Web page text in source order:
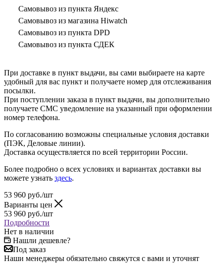
Самовывоз из пункта Яндекс
Самовывоз из магазина Hiwatch
Самовывоз из пункта DPD
Самовывоз из пункта СДЕК
При доставке в пункт выдачи, вы сами выбираете на карте
удобный для вас пункт и получаете номер для отслеживания
посылки.
При поступлении заказа в пункт выдачи, вы дополнительно
получаете СМС уведомление на указанный при оформлении
номер телефона.
По согласованию возможны специальные условия доставки
(ПЭК, Деловые линии).
Доставка осуществляется по всей территории России.
Более подробно о всех условиях и вариантах доставки вы
можете узнать здесь.
53 960 руб./шт
Варианты цен
53 960 руб./шт
Подробности
Нет в наличии
Нашли дешевле?
Под заказ
Наши менеджеры обязательно свяжутся с вами и уточнят